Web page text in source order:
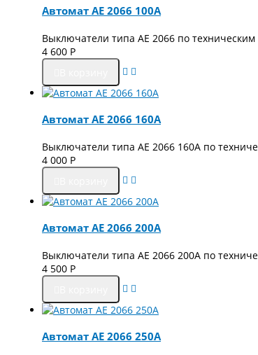
Автомат АЕ 2066 100А
Выключатели типа АЕ 2066 по
4 600 Р
Автомат АЕ 2066 160А
Выключатели типа АЕ 2066 160А по
4 000 Р
Автомат АЕ 2066 200А
Выключатели типа АЕ 2066 200А по
4 500 Р
Автомат АЕ 2066 250А